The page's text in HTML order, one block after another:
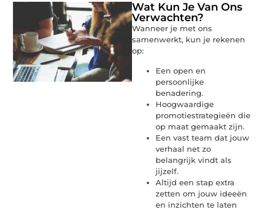
Wat Kun Je Van Ons
Verwachten?
Wanneer je met ons
samenwerkt, kun je rekenen
op:
Een open en
persoonlijke
benadering.
Hoogwaardige
promotiestrategieën die
op maat gemaakt zijn.
Een vast team dat jouw
verhaal net zo
belangrijk vindt als
jijzelf.
Altijd een stap extra
zetten om jouw ideeën
en inzichten te laten